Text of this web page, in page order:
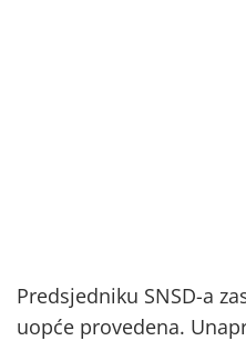
Predsjedniku SNSD-a
uopće provedena.